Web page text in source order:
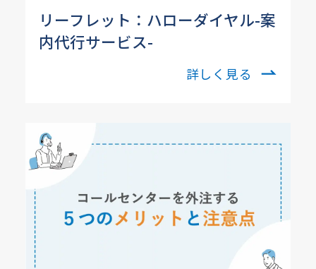
リーフレット：ハローダイヤル-案
内代行サービス-
詳しく見る